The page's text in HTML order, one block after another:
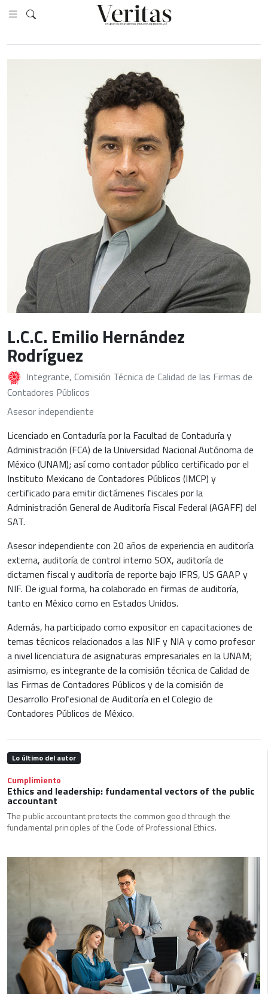
L.C.C. Emilio Hernández
Rodríguez
Integrante, Comisión Técnica de Calidad de las Firmas de
Contadores Públicos
Asesor independiente
Licenciado en Contaduría por la Facultad de Contaduría y
Administración (FCA) de la Universidad Nacional Autónoma de
México (UNAM); así como contador público certificado por el
Instituto Mexicano de Contadores Públicos (IMCP) y
certificado para emitir dictámenes fiscales por la
Administración General de Auditoría Fiscal Federal (AGAFF) del
SAT.
Asesor independiente con 20 años de experiencia en auditoría
externa, auditoría de control interno SOX, auditoría de
dictamen fiscal y auditoría de reporte bajo IFRS, US GAAP y
NIF. De igual forma, ha colaborado en firmas de auditoría,
tanto en México como en Estados Unidos.
Además, ha participado como expositor en capacitaciones de
temas técnicos relacionados a las NIF y NIA y como profesor
a nivel licenciatura de asignaturas empresariales en la UNAM;
asimismo, es integrante de la comisión técnica de Calidad de
las Firmas de Contadores Públicos y de la comisión de
Desarrollo Profesional de Auditoría en el Colegio de
Contadores Públicos de México.
Lo último del autor
Cumplimiento
Ethics and leadership: fundamental vectors of the public
accountant
The public accountant protects the common good through the
fundamental principles of the Code of Professional Ethics.